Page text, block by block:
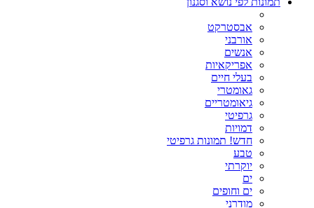
אבסטרקט
אורבני
אנשים
אפריקאיות
בעלי חיים
גאומטרי
גיאומטריים
גרפיטי
דמויות
חדש! תמונות גרפיטי
טבע
יוקרתי
ים
ים וחופים
מודרני